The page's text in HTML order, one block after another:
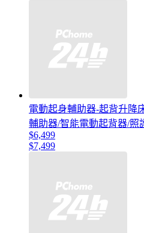
電動起身輔助器-起背升降
輔助器/智能電動起背器/照
$6,499
$7,499